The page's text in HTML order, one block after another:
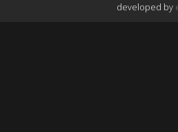
developed by